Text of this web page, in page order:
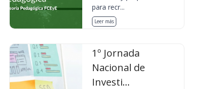
para recr...
Leer más
1º Jornada
Nacional de
Investi...